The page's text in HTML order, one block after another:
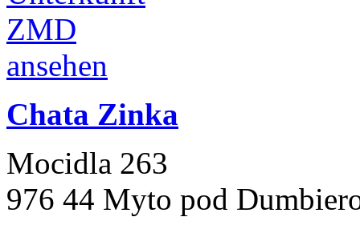
Chata Zinka
Mocidla 263
976 44 Myto pod